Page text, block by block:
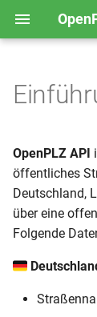
e
w
i
Los geht's
Straßen
Tipps und
Deutschland
Liechtenstein
Schweiz
Österreich
Paging
URL-
Daten
Web-Service
OpenPLZ API
öffentliches
Deutschland,
über eine
Folgende